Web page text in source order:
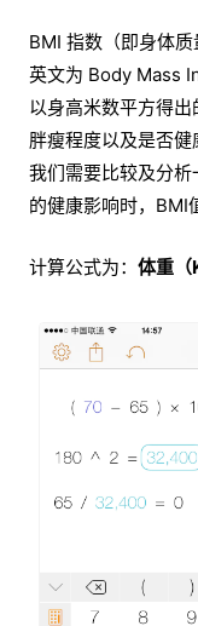
BMI 指数（即身体质
英文为 Body Mass
以身高米数平方得
胖瘦程度以及是否
我们需要比较及分
的健康影响时，BMI
计算公式为： 体重（